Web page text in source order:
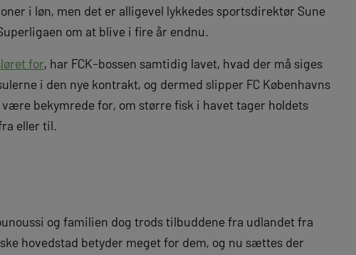
i løn, men det er alligevel lykkedes sportsdirektør Sune
om at blive i fire år endnu.
for, har FCK-bossen samtidig lavet, hvad der må siges
i den nye kontrakt, og dermed slipper FC Københavns
bekymrede for, om større fisk i havet tager holdets
eller til.
og familien dog trods tilbuddene fra udlandet fra
hovedstad betyder meget for dem, og nu sættes der